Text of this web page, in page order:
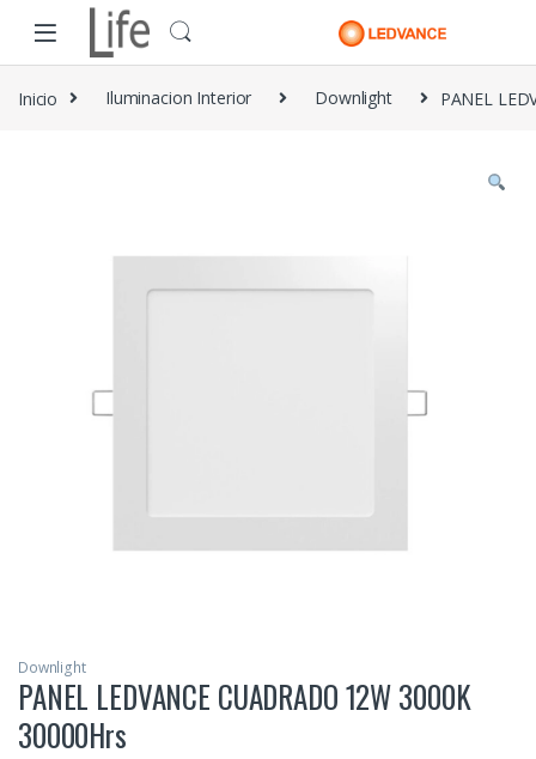
Skip to navigation
Skip to content
Inicio Iluminacion Interior Downlight PANEL
Downlight
PANEL LEDVANCE CUADRADO 12W 3000K
30000Hrs